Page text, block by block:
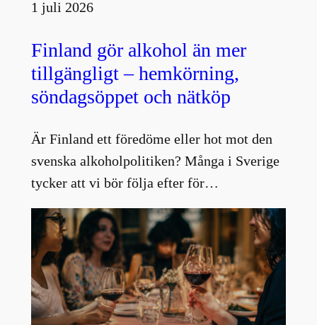
1 juli 2026
Finland gör alkohol än mer
tillgängligt – hemkörning,
söndagsöppet och nätköp
Är Finland ett föredöme eller hot mot den
svenska alkoholpolitiken? Många i Sverige
tycker att vi bör följa efter för…